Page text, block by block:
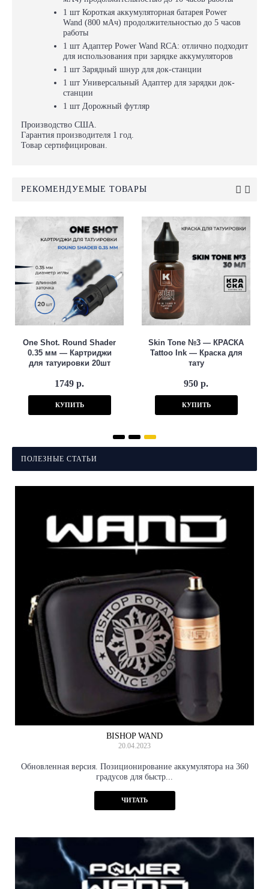
1 шт Короткая аккумуляторная батарея Power
Wand (800 мАч) продолжительностью до 5 часов
работы
1 шт Адаптер Power Wand RCA: отлично подходит
для использования при зарядке аккумуляторов
1 шт Зарядный шнур для док-станции
1 шт Универсальный Адаптер для зарядки док-
станции
1 шт Дорожный футляр
Производство США.
Гарантия производителя 1 год.
Товар сертифицирован.
РЕКОМЕНДУЕМЫЕ ТОВАРЫ
One Shot. Round Shader
0.35 мм — Картриджи
для татуировки 20шт
1749 р.
КУПИТЬ
Skin Tone №3 — КРАСКА
Tattoo Ink — Краска для
тату
950 р.
КУПИТЬ
ПОЛЕЗНЫЕ СТАТЬИ
BISHOP WAND
20.04.2023
Обновленная версия. Позиционирование аккумулятора на 360
градусов для быстр...
ЧИТАТЬ